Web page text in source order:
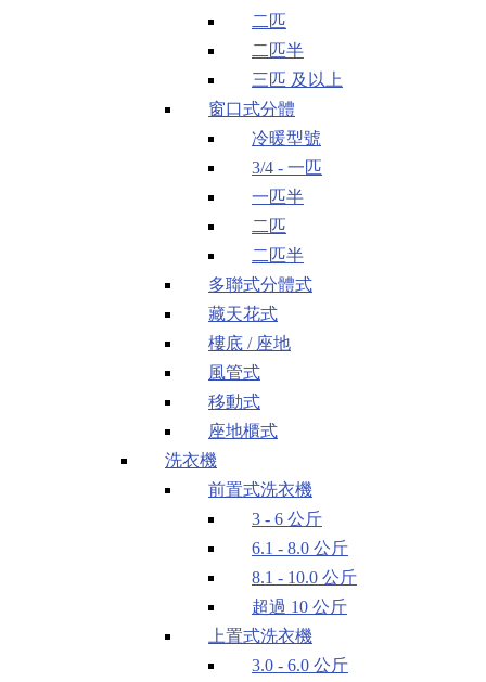
二匹
二匹半
三匹 及以上
窗口式分體
冷暖型號
3/4 - 一匹
一匹半
二匹
二匹半
多聯式分體式
藏天花式
樓底 / 座地
風管式
移動式
座地櫃式
洗衣機
前置式洗衣機
3 - 6 公斤
6.1 - 8.0 公斤
8.1 - 10.0 公斤
超過 10 公斤
上置式洗衣機
3.0 - 6.0 公斤